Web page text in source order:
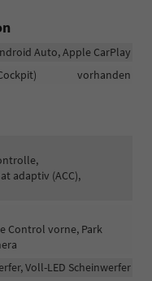
Auto, Apple CarPlay
vorhanden
adaptiv (ACC),
Control vorne, Park
Voll-LED Scheinwerfer